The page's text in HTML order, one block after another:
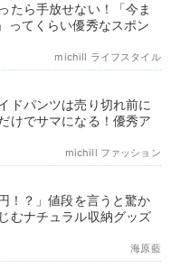
たら手放せない！「今ま
ってくらい優秀なスポン
michill ライフスタイル
ドパンツは売り切れ前に
けでサマになる！優秀ア
michill ファッション
！？」値段を言うと驚か
むナチュラル収納グッズ
海原藍